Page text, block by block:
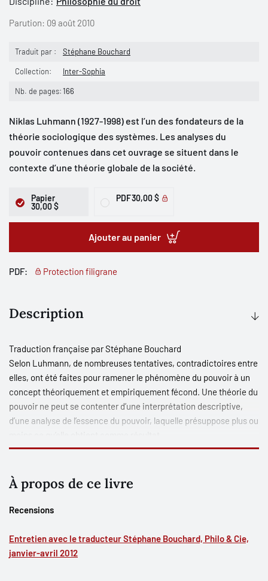
Parution: 09 août 2010
Traduit par : Stéphane Bouchard
Collection: Inter-Sophia
Nb. de pages:166
Niklas Luhmann (1927-1998) est l’un des fondateurs de la
théorie sociologique des systèmes. Les analyses du
pouvoir contenues dans cet ouvrage se situent dans le
contexte d’une théorie globale de la société.
Papier
30,00 $
PDF30,00 $
Ajouter au panier
PDF: Protection filigrane
Description
Traduction française parStéphane Bouchard
Selon Luhmann, de nombreuses tentatives, contradictoires entre
elles, ont été faites pour ramener le phénomène du pouvoir à un
concept théoriquement et empiriquement fécond. Une théorie du
pouvoir ne peut se contenter d’une interprétation descriptive,
d’une analyse de l’essence du pouvoir, laquelle présuppose plus ou
Dans cet ouvrage, d’abord paru dans sa première édition en 1975,
référence systémique macrosociologique particulière,
notamment celle du système global de la société ». C’est à ce
niveau qu’il étudiera la fonction des diverses formations du
symboliquement généralisé. Les analyses du pouvoir contenues
dans cet ouvrage se situent donc dans le contexte d’une théorie
À propos de ce livre
Recensions
Entretien avec le traducteur Stéphane Bouchard, Philo & Cie,
janvier-avril 2012